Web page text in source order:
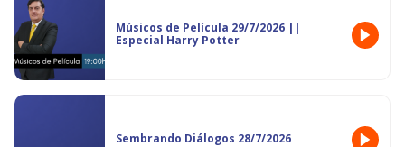
Músicos de Película 29/7/2026 ||
Especial Harry Potter
Sembrando Diálogos 28/7/2026